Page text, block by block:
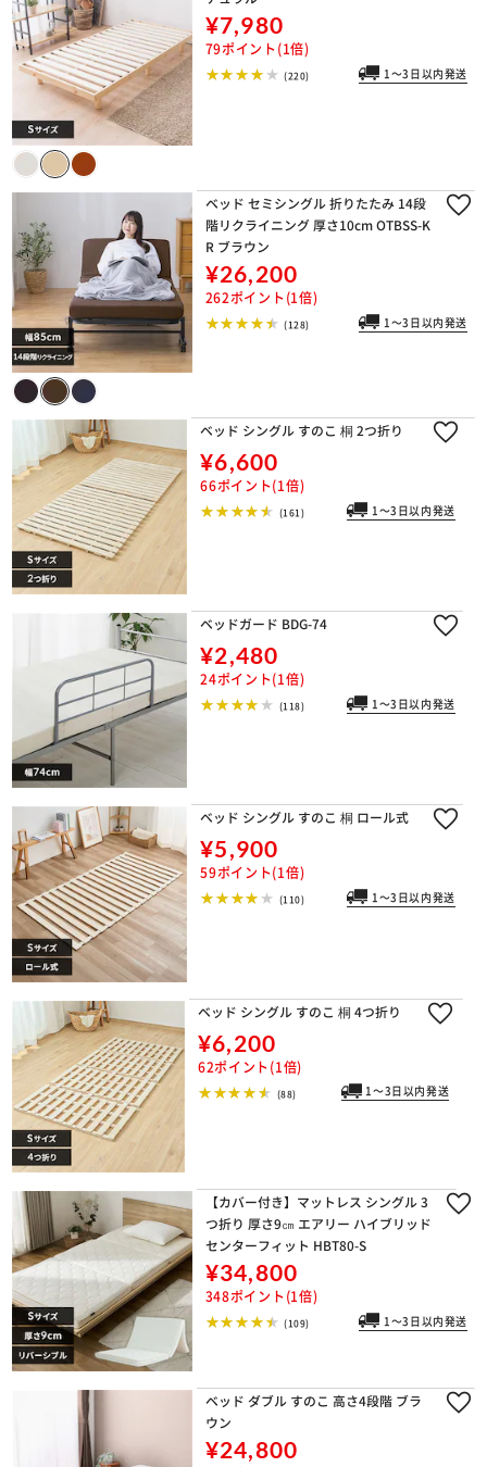
¥7,980
79ポイント(1倍)
(220) 1～3日以内発送
ベッド セミシングル 折りたたみ 14段
階リクライニング 厚さ10cm OTBSS-K
R ブラウン
¥26,200
262ポイント(1倍)
(128) 1～3日以内発送
ベッド シングル すのこ 桐 2つ折り
¥6,600
66ポイント(1倍)
(161) 1～3日以内発送
ベッドガード BDG-74
¥2,480
24ポイント(1倍)
(118) 1～3日以内発送
ベッド シングル すのこ 桐 ロール式
¥5,900
59ポイント(1倍)
(110) 1～3日以内発送
ベッド シングル すのこ 桐 4つ折り
¥6,200
62ポイント(1倍)
(88) 1～3日以内発送
【カバー付き】マットレス シングル 3
つ折り 厚さ9㎝ エアリー ハイブリッド
センターフィット HBT80-S
¥34,800
348ポイント(1倍)
(109) 1～3日以内発送
ベッド ダブル すのこ 高さ4段階 ブラ
ウン
¥24,800